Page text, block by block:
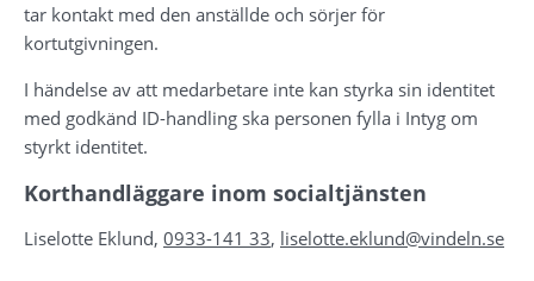
tar kontakt med den anställde och sörjer för
kortutgivningen.
I händelse av att medarbetare inte kan styrka sin identitet
med godkänd ID-handling ska personen fylla i Intyg om
styrkt identitet.
Korthandläggare inom socialtjänsten
Liselotte Eklund, 0933-141 33, liselotte.eklund@vindeln.se